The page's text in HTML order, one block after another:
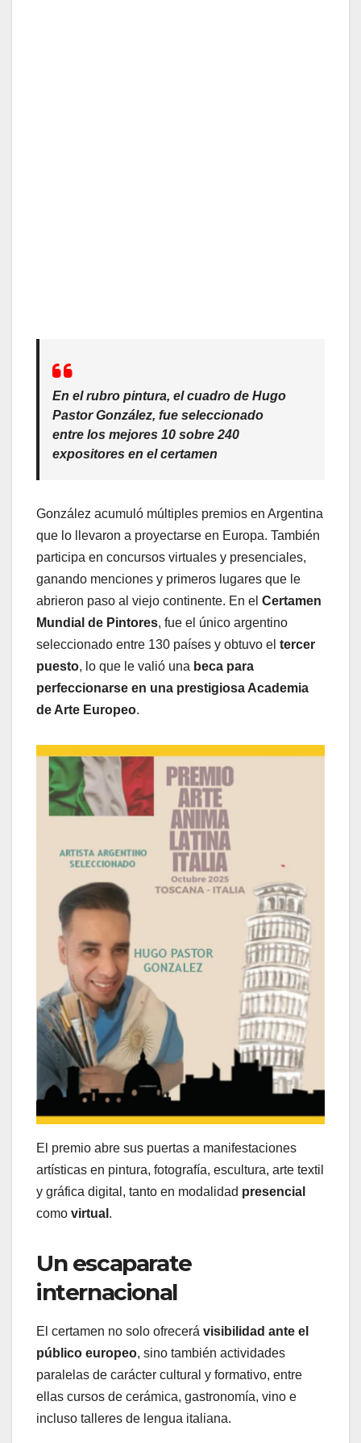
En el rubro pintura, el cuadro de Hugo
Pastor González, fue seleccionado
entre los mejores 10 sobre 240
expositores en el certamen
González acumuló múltiples premios en Argentina
que lo llevaron a proyectarse en Europa. También
participa en concursos virtuales y presenciales,
ganando menciones y primeros lugares que le
abrieron paso al viejo continente. En el Certamen
Mundial de Pintores, fue el único argentino
seleccionado entre 130 países y obtuvo el tercer
puesto, lo que le valió una beca para
perfeccionarse en una prestigiosa Academia
de Arte Europeo.
El premio abre sus puertas a manifestaciones
artísticas en pintura, fotografía, escultura, arte textil
y gráfica digital, tanto en modalidad presencial
como virtual .
Un escaparate
internacional
El certamen no solo ofrecerá visibilidad ante el
público europeo, sino también actividades
paralelas de carácter cultural y formativo, entre
ellas cursos de cerámica, gastronomía, vino e
incluso talleres de lengua italiana.